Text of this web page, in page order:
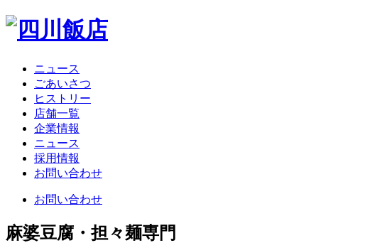
ニュース
ごあいさつ
ヒストリー
店舗一覧
企業情報
ニュース
採用情報
お問い合わせ
お問い合わせ
麻婆豆腐・担々麺専門